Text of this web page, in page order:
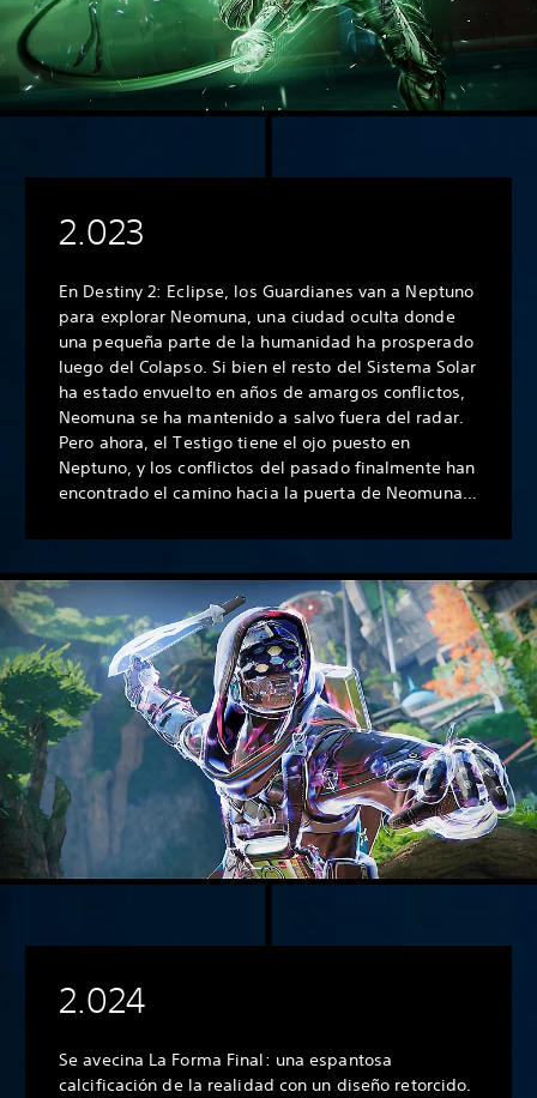
2.023
En Destiny 2: Eclipse, los Guardianes van a Neptuno
para explorar Neomuna, una ciudad oculta donde
una pequeña parte de la humanidad ha prosperado
luego del Colapso. Si bien el resto del Sistema Solar
ha estado envuelto en años de amargos conflictos,
Neomuna se ha mantenido a salvo fuera del radar.
Pero ahora, el Testigo tiene el ojo puesto en
Neptuno, y los conflictos del pasado finalmente han
encontrado el camino hacia la puerta de Neomuna…
2.024
Se avecina La Forma Final: una espantosa
calcificación de la realidad con un diseño retorcido.